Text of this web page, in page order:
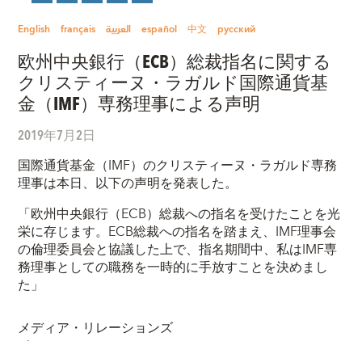
English français العربية español 中文 русский
欧州中央銀行（ECB）総裁指名に関する
クリスティーヌ・ラガルド国際通貨基
金（IMF）専務理事による声明
2019年7月2日
国際通貨基金（IMF）のクリスティーヌ・ラガルド専務
理事は本日、以下の声明を発表した。
「欧州中央銀行（ECB）総裁への指名を受けたことを光
栄に存じます。ECB総裁への指名を踏まえ、IMF理事会
の倫理委員会と協議した上で、指名期間中、私はIMF専
務理事としての職務を一時的に手放すことを決めまし
た」
メディア・リレーションズ